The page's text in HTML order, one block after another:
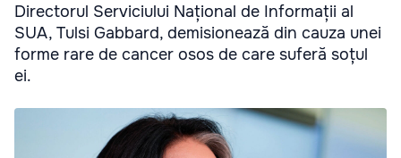
Directorul Serviciului Național de Informații al
SUA, Tulsi Gabbard, demisionează din cauza unei
forme rare de cancer osos de care suferă soțul
ei.